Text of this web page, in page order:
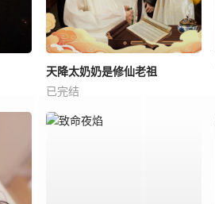
天降太奶奶是修仙老祖
已完结